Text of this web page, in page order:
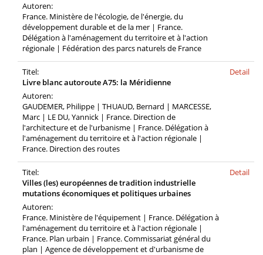
Autoren:
France. Ministère de l'écologie, de l'énergie, du
développement durable et de la mer | France.
Délégation à l'aménagement du territoire et à l'action
régionale | Fédération des parcs naturels de France
Titel:
Livre blanc autoroute A75: la Méridienne
Autoren:
GAUDEMER, Philippe | THUAUD, Bernard | MARCESSE,
Marc | LE DU, Yannick | France. Direction de
l'architecture et de l'urbanisme | France. Délégation à
l'aménagement du territoire et à l'action régionale |
France. Direction des routes
Detail
Titel:
Villes (les) européennes de tradition industrielle
mutations économiques et politiques urbaines
Autoren:
France. Ministère de l'équipement | France. Délégation à
l'aménagement du territoire et à l'action régionale |
France. Plan urbain | France. Commissariat général du
plan | Agence de développement et d'urbanisme de
Detail